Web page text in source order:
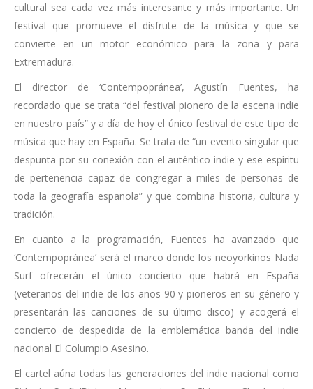
cultural sea cada vez más interesante y más importante. Un
festival que promueve el disfrute de la música y que se
convierte en un motor económico para la zona y para
Extremadura.
El director de ‘Contempopránea’, Agustín Fuentes, ha
recordado que se trata “del festival pionero de la escena indie
en nuestro país” y a día de hoy el único festival de este tipo de
música que hay en España. Se trata de “un evento singular que
despunta por su conexión con el auténtico indie y ese espíritu
de pertenencia capaz de congregar a miles de personas de
toda la geografía española” y que combina historia, cultura y
tradición.
En cuanto a la programación, Fuentes ha avanzado que
‘Contempopránea’ será el marco donde los neoyorkinos Nada
Surf ofrecerán el único concierto que habrá en España
(veteranos del indie de los años 90 y pioneros en su género y
presentarán las canciones de su último disco) y acogerá el
concierto de despedida de la emblemática banda del indie
nacional El Columpio Asesino.
El cartel aúna todas las generaciones del indie nacional como